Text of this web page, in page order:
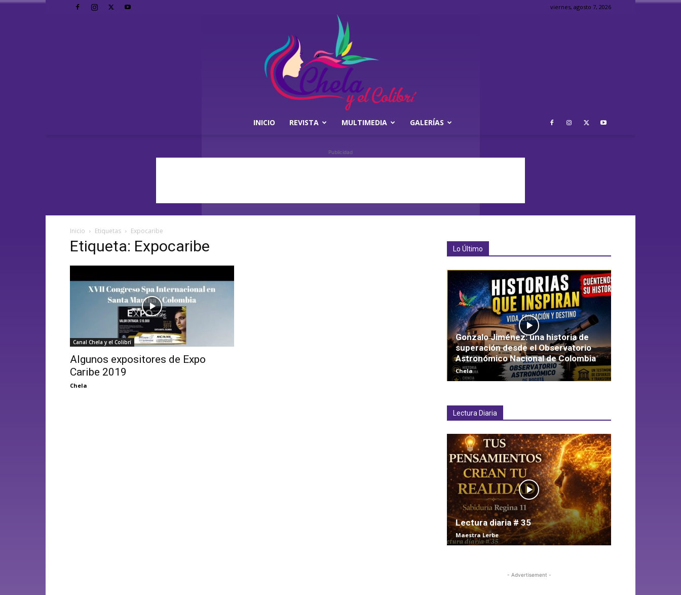
viernes, agosto 7, 2026
INICIO REVISTA MULTIMEDIA GALERÍAS
Publicidad
Inicio Etiquetas Expocaribe
Etiqueta: Expocaribe
Canal Chela y el Colibrí
Algunos expositores de Expo
Caribe 2019
Chela
Lo Último
Gonzalo Jiménez: una historia de
superación desde el Observatorio
Astronómico Nacional de Colombia
Chela
Lectura Diaria
Lectura diaria # 35
Maestra Lerbe
- Advertisement -